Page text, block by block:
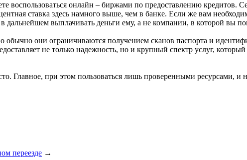
воспользоваться онлайн – биржами по предоставлению
ставка здесь намного выше, чем в банке. Если же вам
дальнейшем выплачивать деньги ему, а не компании, в которой вы
обычно они ограничиваются получением сканов паспорта и
не только надежность, но и крупный спектр услуг,
Главное, при этом пользоваться лишь проверенными ресурсами, и
переезде →